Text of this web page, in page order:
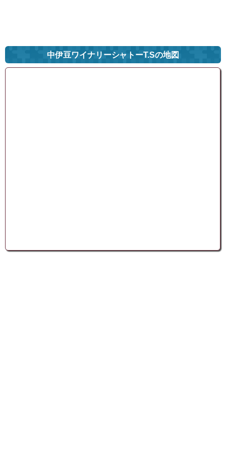
中伊豆ワイナリーシャトーT.Sの地図